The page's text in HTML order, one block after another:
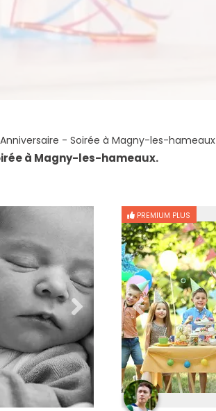
- Soirée à Magny-les-hameaux
à Magny-les-hameaux.
PREMIUM PLUS